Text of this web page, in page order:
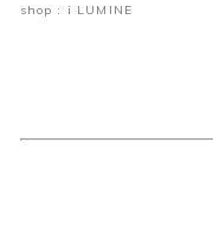
shop : i LUMINE